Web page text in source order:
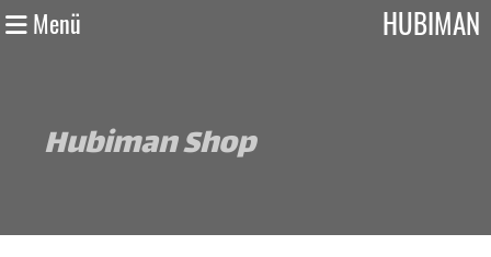
HUBIMAN
Menü
Hubiman Shop